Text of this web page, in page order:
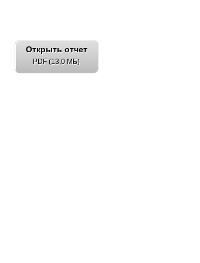
Открыть отчет
PDF (13,0 МБ)